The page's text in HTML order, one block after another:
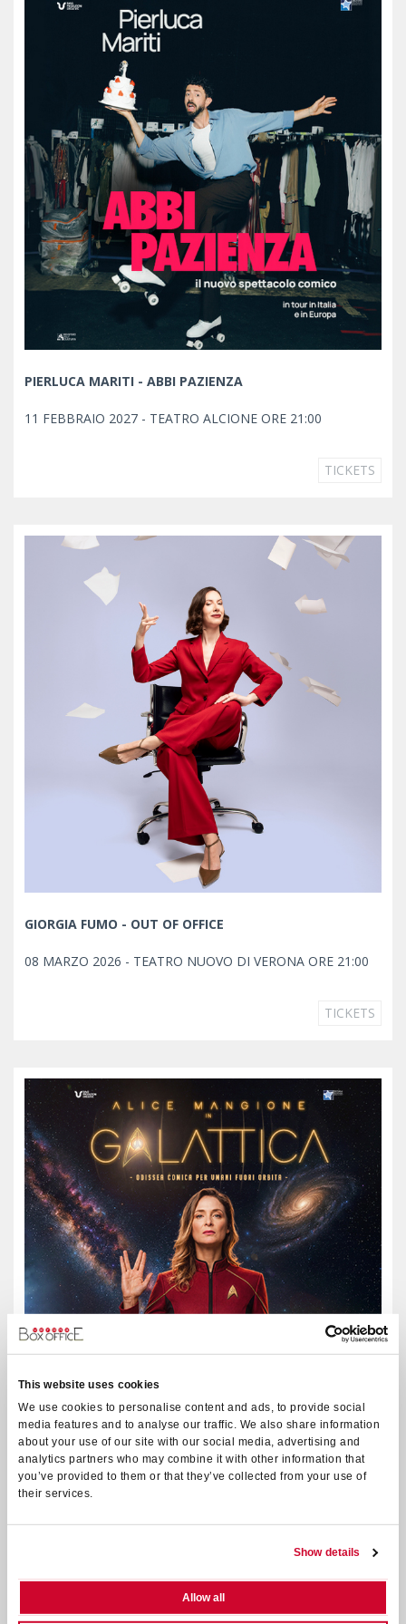
This website uses cookies
We use cookies to personalise content and ads, to provide social
media features and to analyse our traffic. We also share information
about your use of our site with our social media, advertising and
analytics partners who may combine it with other information that
you’ve provided to them or that they’ve collected from your use of
their services.
Show details
Allow all
PIERLUCA MARITI - ABBI PAZIENZA
11 FEBBRAIO 2027 - TEATRO ALCIONE ORE 21:00
TICKETS
GIORGIA FUMO - OUT OF OFFICE
08 MARZO 2026 - TEATRO NUOVO DI VERONA ORE 21:00
TICKETS
ALICE MANGIONE - GALATTICA
TICKETS